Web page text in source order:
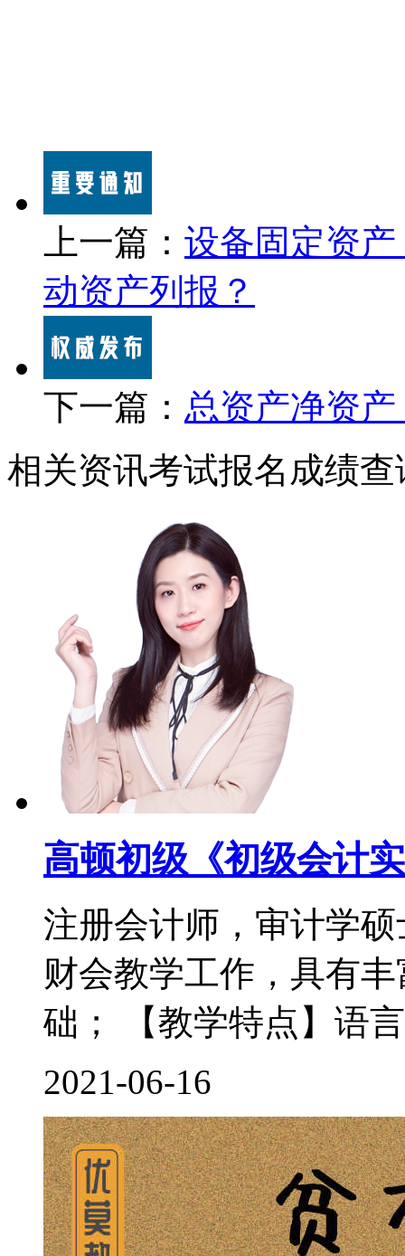
上一篇： 设备固定资
动资产列报？
下一篇： 总资产净资
相关资讯考试报名 成绩查
高顿初级《初级会计
注册会计师，审计学
财会教学工作，具有
础； 【教学特点】语
2021-06-16